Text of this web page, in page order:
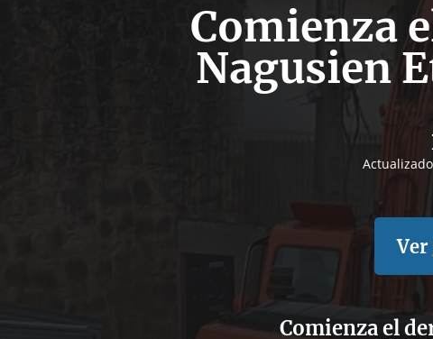
Comienza
Nagusien
Ver
Comienza el